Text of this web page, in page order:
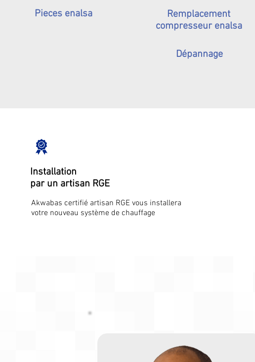
Pieces enalsa
Remplacement
compresseur enalsa
Dépannage
Installation
par un artisan RGE
Akwabas certifié artisan RGE vous installera
votre nouveau système de chauffage